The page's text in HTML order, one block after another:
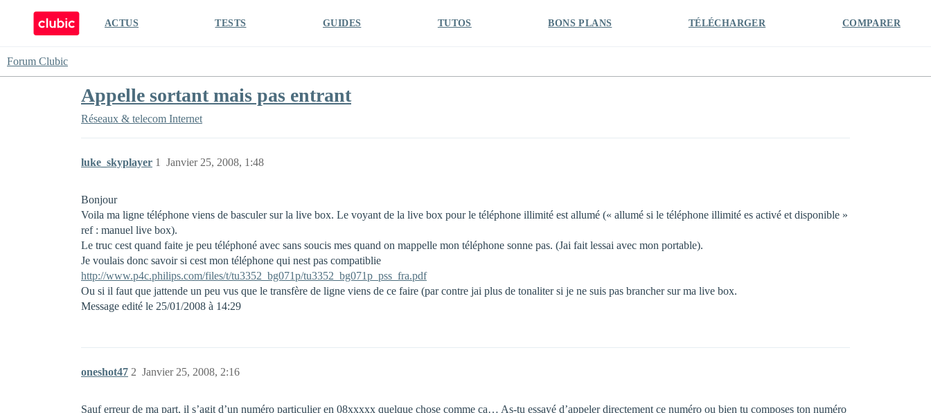
ACTUS TESTS GUIDES TUTOS BONS PLANS TÉLÉCHARGER COMPARER
Forum Clubic
Appelle sortant mais pas entrant
Réseaux & telecom Internet
luke_skyplayer Janvier 25, 2008, 1:48
1
Bonjour
Voila ma ligne téléphone viens de basculer sur la live box. Le voyant de la live box pour le téléphone illimité est allumé (« allumé si le téléphone illimité es activé et disponible »
ref : manuel live box).
Le truc cest quand faite je peu téléphoné avec sans soucis mes quand on mappelle mon téléphone sonne pas. (Jai fait lessai avec mon portable).
Je voulais donc savoir si cest mon téléphone qui nest pas compatiblie
http://www.p4c.philips.com/files/t/tu3352_bg071p/tu3352_bg071p_pss_fra.pdf
Ou si il faut que jattende un peu vus que le transfère de ligne viens de ce faire (par contre jai plus de tonaliter si je ne suis pas brancher sur ma live box.
Message edité le 25/01/2008 à 14:29
oneshot47 Janvier 25, 2008, 2:16
2
Sauf erreur de ma part, il s’agit d’un numéro particulier en 08xxxxx quelque chose comme ca… As-tu essayé d’appeler directement ce numéro ou bien tu composes ton numéro